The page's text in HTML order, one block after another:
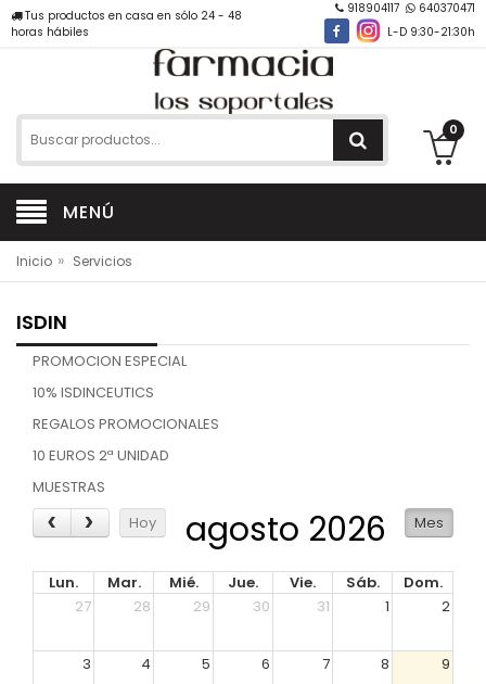
Tus productos en casa en sólo 24 - 48
horas hábiles
918904117
640370471
L-D 9:30-21:30h
0
MENÚ
Inicio » Servicios
ISDIN
PROMOCION ESPECIAL
10% ISDINCEUTICS
REGALOS PROMOCIONALES
10 EUROS 2ª UNIDAD
MUESTRAS
Hoy
Mes
agosto 2026
Lun. Mar. Mié. Jue. Vie. Sáb.
Dom.
27
28 29 30 31 1 2
3 4 5 6 7 8 9